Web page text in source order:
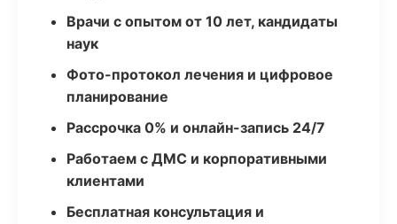
Врачи с опытом от 10 лет, кандидаты
наук
Фото-протокол лечения и цифровое
планирование
Рассрочка 0% и онлайн-запись 24/7
Работаем с ДМС и корпоративными
клиентами
Бесплатная консультация и